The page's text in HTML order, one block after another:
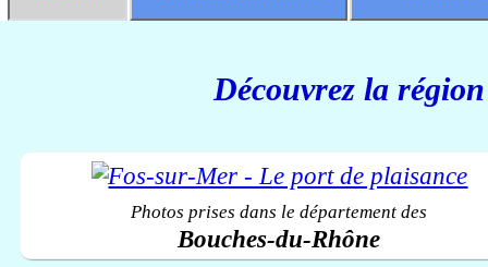
Découvrez la
Photos prises dans le département des
Bouches-du-Rhône